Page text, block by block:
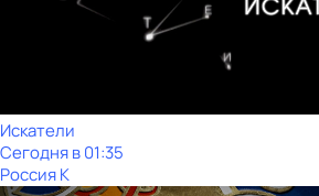
Искатели
Сегодня в 01:35
Россия К